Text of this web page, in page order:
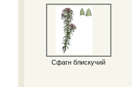
Сфагн блискучий